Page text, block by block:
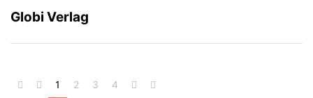
Globi Verlag
1 2 3 4